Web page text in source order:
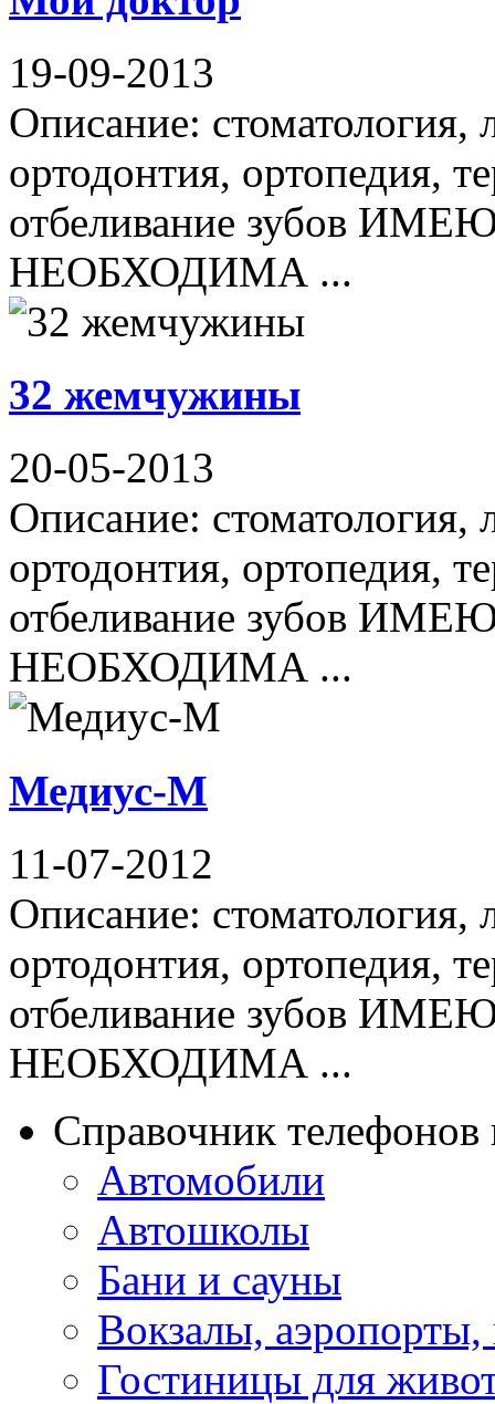
19-09-2013
Описание: стоматология,
ортодонтия, ортопедия,
отбеливание зубов
НЕОБХОДИМА ...
32 жемчужины
20-05-2013
Описание: стоматология,
ортодонтия, ортопедия,
отбеливание зубов
НЕОБХОДИМА ...
Медиус-М
11-07-2012
Описание: стоматология,
ортодонтия, ортопедия,
отбеливание зубов
НЕОБХОДИМА ...
Справочник
Автомобили
Автошколы
Бани и сауны
Вокзалы,
Гостиницы для